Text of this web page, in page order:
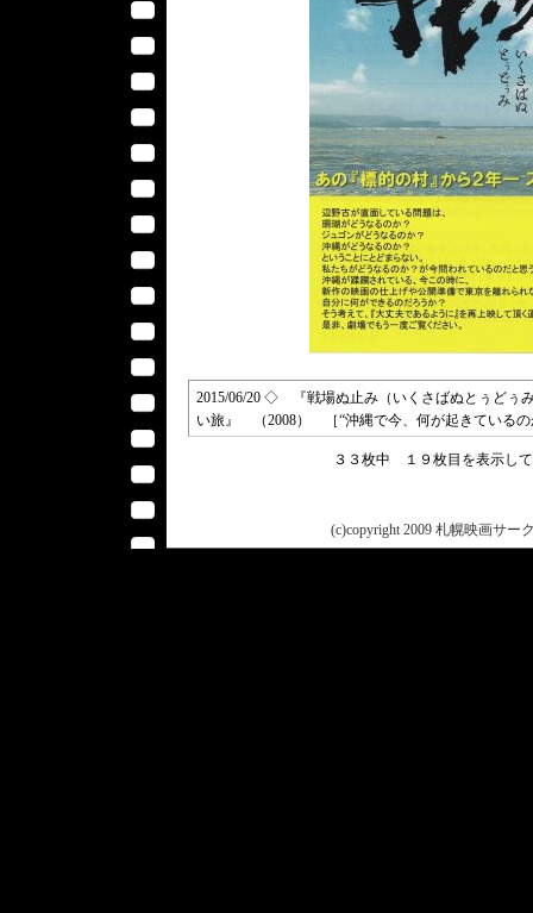
2015/06/20 ◇ 『戦場ぬ止み（いくさばぬとぅど
い旅』 （2008） ［“沖縄で今、何が起きているの
３３枚中 １９枚目を表示し
(c)copyright 2009 札幌映画サー